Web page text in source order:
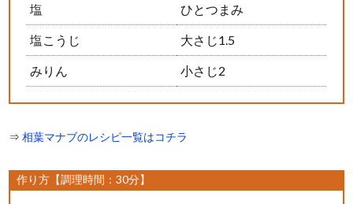
塩 ひとつまみ
塩こうじ 大さじ1.5
みりん 小さじ2
⇒相葉マナブのレシピ一覧はコチラ
作り方【調理時間：30分】